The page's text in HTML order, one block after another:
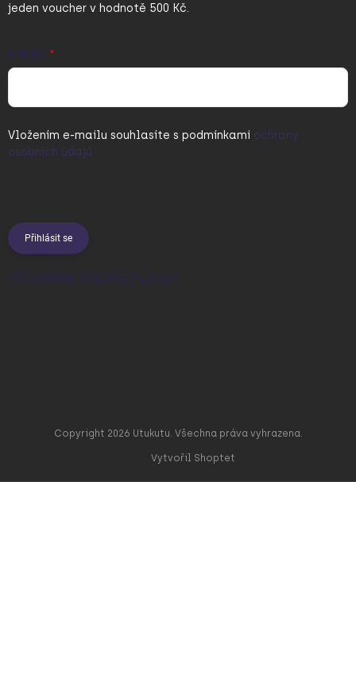
jeden voucher v hodnotě 500 Kč.
E-MAIL
Vložením e-mailu souhlasíte s podmínkami ochrany
osobních údajů
Přihlásit se
PŘIJÍMÁME ONLINE PLATBY
Vytvořil Shoptet
Copyright 2026 Utukutu. Všechna práva vyhrazena.